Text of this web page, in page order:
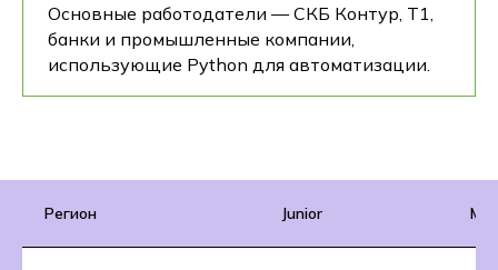
Основные работодатели — СКБ Контур, Т1,
банки и промышленные компании,
использующие Python для автоматизации.
Регион Junior